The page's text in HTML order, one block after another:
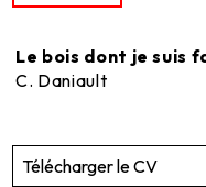
Le bois dont je suis
C. Daniault
Télécharger le CV